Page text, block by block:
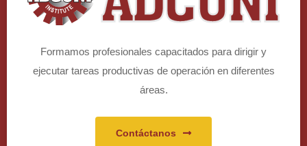
Formamos profesionales capacitados para dirigir y
ejecutar tareas productivas de operación en diferentes
áreas.
Contáctanos